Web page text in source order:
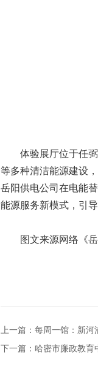
体验展厅位于任弼
等多种清洁能源建设
岳阳供电公司在电能
能源服务新模式，引
图文来源网络《岳
上一篇： 每周一馆：新河
下一篇： 哈密市廉政教育